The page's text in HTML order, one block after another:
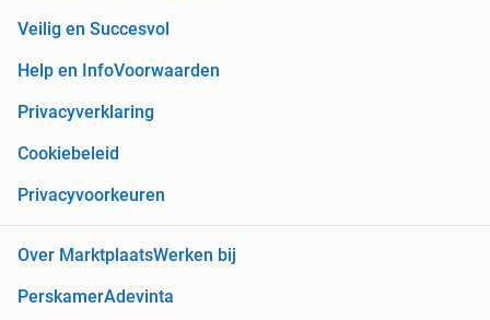
Veilig en Succesvol
Help en InfoVoorwaarden
Privacyverklaring
Cookiebeleid
Privacyvoorkeuren
Over MarktplaatsWerken bij
PerskamerAdevinta